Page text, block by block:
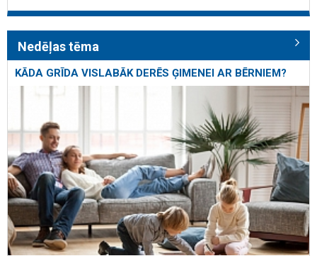
Nedēļas tēma
KĀDA GRĪDA VISLABĀK DERĒS ĢIMENEI AR BĒRNIEM?